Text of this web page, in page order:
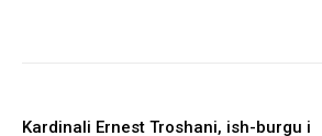
Kardinali Ernest Troshani, ish-burgu i